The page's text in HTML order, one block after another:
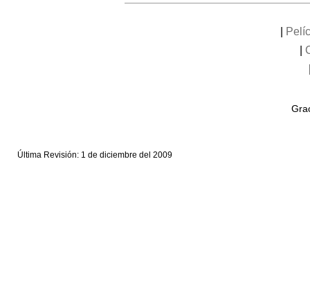
Última Revisión: 1 de diciembre del 2009